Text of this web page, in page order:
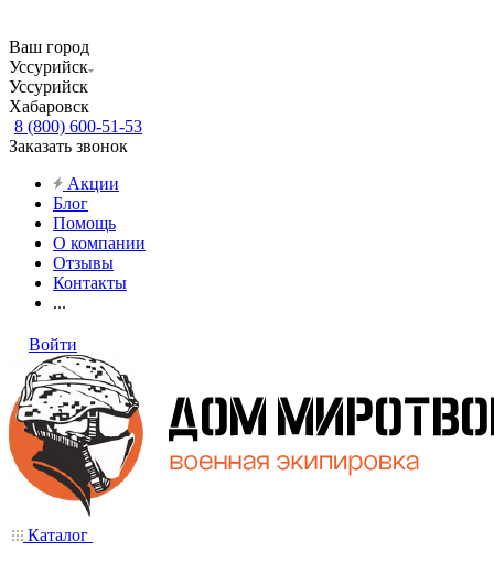
Ваш город
Уссурийск
Уссурийск
Хабаровск
8 (800) 600-51-53
Заказать звонок
Акции
Блог
Помощь
О компании
Отзывы
Контакты
...
Войти
Каталог